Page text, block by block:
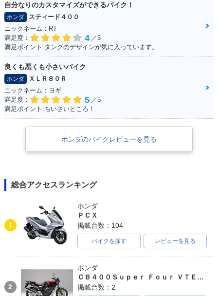
自分なりのカスタマイズができるバイク！
ホンダ
スティード４００
ニックネーム：RT
満足度：
4 ／5
満足ポイント:タンクのデザインが気に入っています。
良くも悪くも小さいバイク
ホンダ
ＸＬＲ８０Ｒ
ニックネーム：ヨギ
満足度：
5 ／5
満足ポイント:ちいさいところ！
ホンダのバイクレビューを見る
総合アクセスランキング
1
ホンダ
ＰＣＸ
掲載台数：104
バイクを探す レビューを見る
2
ホンダ
ＣＢ４００Ｓｕｐｅｒ Ｆｏｕｒ ＶＴＥＣ ＳＰＥＣ３
掲載台数：2